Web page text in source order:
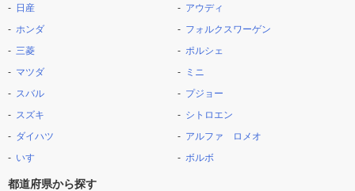
日産
ホンダ
三菱
マツダ
スバル
スズキ
ダイハツ
いすゞ
アウディ
フォルクスワーゲン
ポルシェ
ミニ
プジョー
シトロエン
アルファ ロメオ
ボルボ
都道府県から探す